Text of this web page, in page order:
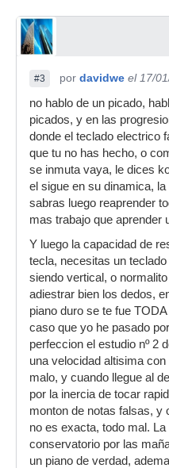
#3 por davidwe el 17/
no hablo de un picado,
picados, y en las
donde el teclado electrico
que tu no has hecho, o
se inmuta vaya, le dices
el sigue en su dinamica,
sabras luego reaprender
mas trabajo que aprender
Y luego la capacidad de
tecla, necesitas un
siendo vertical, o
adiestrar bien los dedos,
piano duro se te fue
caso que yo he pasado
perfeccion el estudio nº 2
una velocidad altisima
malo, y cuando llegue al
por la inercia de tocar
monton de notas falsas, y
no es exacta, todo mal. La
conservatorio por las
un piano de verdad,